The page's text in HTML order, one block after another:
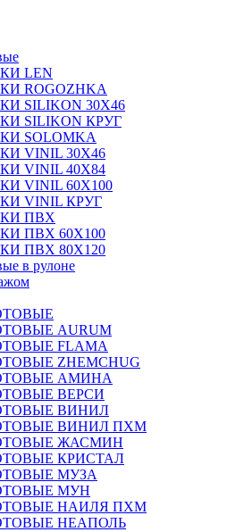
LEN
ROGOZHKA
SILIKON 30Х46
SILIKON КРУГ
SOLOMKA
VINIL 30Х46
VINIL 40Х84
VINIL 60Х100
VINIL КРУГ
ПВХ
ПВХ 60Х100
ПВХ 80Х120
в рулоне
AURUM
FLAMA
ZHEMCHUG
АМИНА
ВЕРСИ
ВИНИЛ
ВИНИЛ ПХМ
ЖАСМИН
КРИСТАЛ
МУЗА
МУН
НАИЛЯ ПХМ
НЕАПОЛЬ